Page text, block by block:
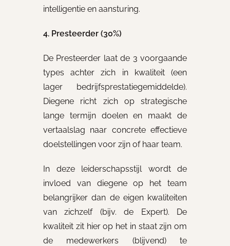
intelligentie en aansturing.
4. Presteerder (30%)
De Presteerder laat de 3 voorgaande
types achter zich in kwaliteit (een
lager bedrijfsprestatiegemiddelde).
Diegene richt zich op strategische
lange termijn doelen en maakt de
vertaalslag naar concrete effectieve
doelstellingen voor zijn of haar team.
In deze leiderschapsstijl wordt de
invloed van diegene op het team
belangrijker dan de eigen kwaliteiten
van zichzelf (bijv. de Expert). De
kwaliteit zit hier op het in staat zijn om
de medewerkers (blijvend) te